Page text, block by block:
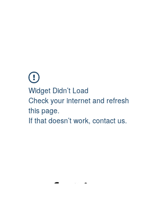
Widget Didn’t Load
Check your internet and refresh
this page.
If that doesn’t work, contact us.